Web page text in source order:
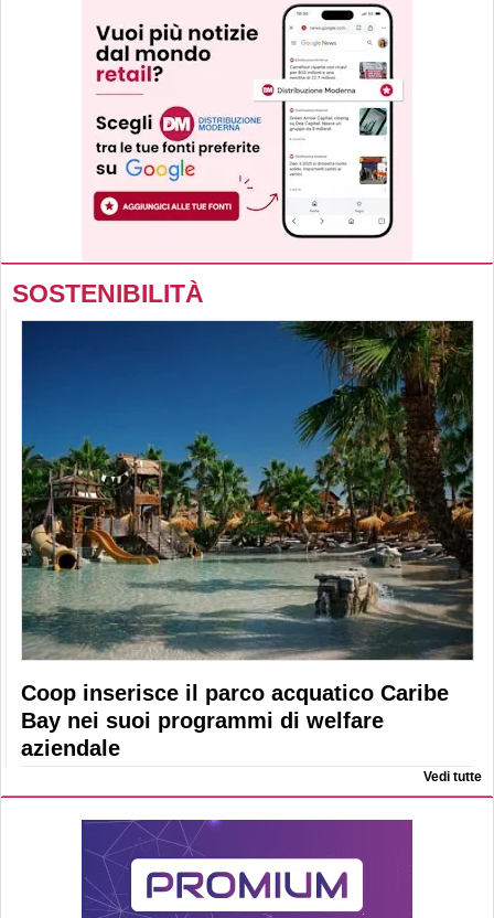
SOSTENIBILITÀ
Coop inserisce il parco acquatico Caribe
Bay nei suoi programmi di welfare
aziendale
Vedi tutte